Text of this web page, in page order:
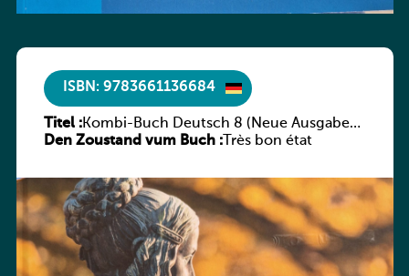
ISBN: 9783661136684
Titel :Kombi-Buch Deutsch 8 (Neue Ausgabe
Luxemburg)
Den Zoustand vum Buch :Très bon état